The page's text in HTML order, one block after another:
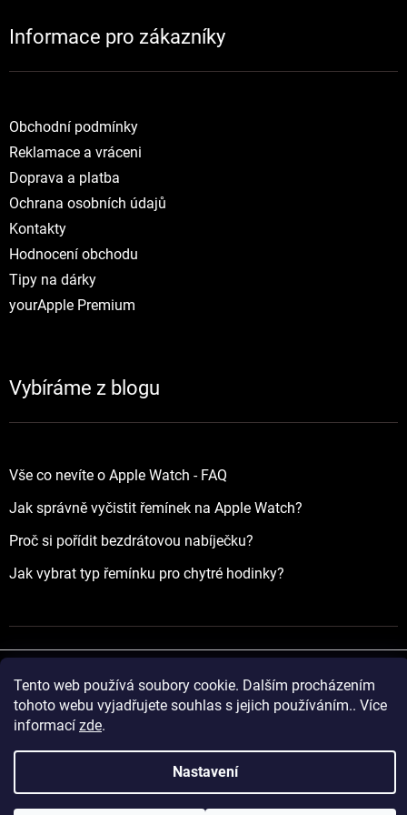
Tento web používá soubory cookie. Dalším procházením
tohoto webu vyjadřujete souhlas s jejich používáním.. Více
informací zde.
Nastavení
NOVINKY
Informace pro zákazníky
Obchodní podmínky
Reklamace a vráceni
Doprava a platba
Ochrana osobních údajů
Kontakty
Hodnocení obchodu
Tipy na dárky
yourApple Premium
Vybíráme z blogu
Vše co nevíte o Apple Watch - FAQ
Jak správně vyčistit řemínek na Apple Watch?
Proč si pořídit bezdrátovou nabíječku?
Jak vybrat typ řemínku pro chytré hodinky?
Vytvořil Shoptet
Copyright 2026yourApple.cz. Všechna práva vyhrazena.